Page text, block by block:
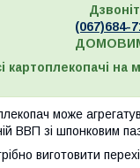
(067)684-
картоплекопачі на
може
ВВП зі шпонковим
виготовити